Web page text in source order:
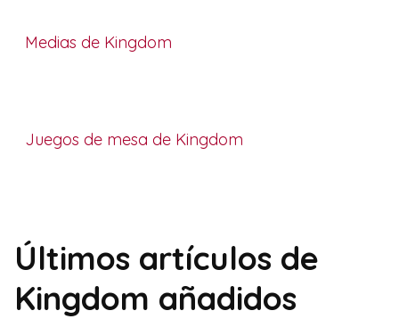
Medias de Kingdom
Juegos de mesa de Kingdom
Últimos artículos de
Kingdom añadidos